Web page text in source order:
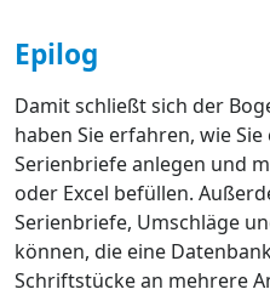
Epilog
Damit schließt sich der
haben Sie erfahren, wie
Serienbriefe anlegen und
oder Excel befüllen.
Serienbriefe, Umschläge
können, die eine
Schriftstücke an mehrere